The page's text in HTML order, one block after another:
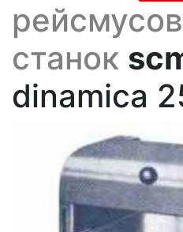
станок
dinamica